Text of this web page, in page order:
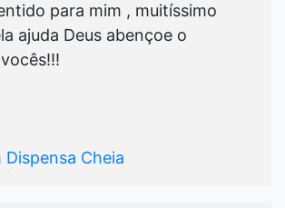
para mim , muitíssimo
ajuda Deus abençoe o
Cheia